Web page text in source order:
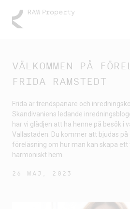
VÄLKOMMEN PÅ
FRIDA RAMSTEDT
Frida är trendspanare och
Skandivaniens ledande
har vi glädjen att ha henne på besök i
Vallastaden. Du kommer att bjudas på
föreläsning om hur man kan skapa
harmoniskt hem.
26 MAJ, 2023